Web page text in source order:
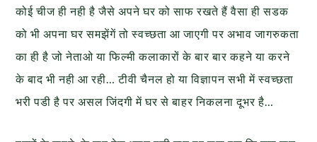
कोई चीज ही नही है जैसे अपने घर को साफ रखते हैं वैसा ही सडक
को भी अपना घर समझेंगें तो स्वच्छता आ जाएगी पर अभाव जागरुकता
का ही है जो नेताओ या फिल्मी कलाकारों के बार बार कहने या करने
के बाद भी नही आ रही… टीवी चैनल हो या विज्ञापन सभी में स्वच्छता
भरी पडी है पर असल जिंदगी में घर से बाहर निकलना दूभर है…